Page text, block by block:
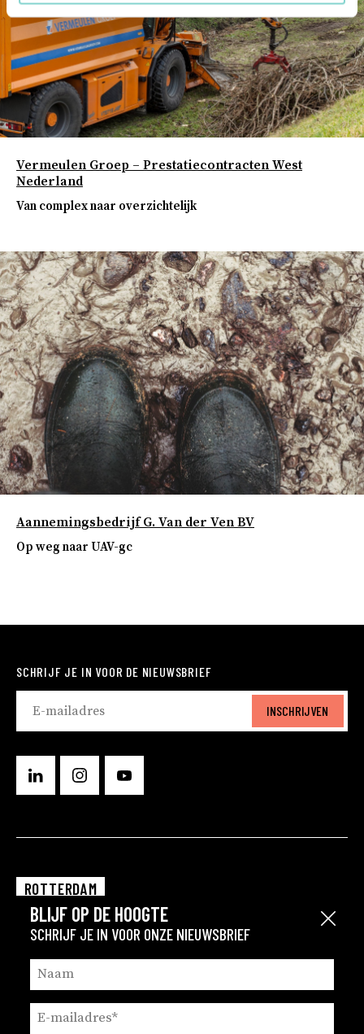
Sluit
BLIJF OP DE HOOGTE
SCHRIJF JE IN VOOR ONZE NIEUWSBRIEF
Vermeulen Groep – Prestatiecontracten West
Nederland
Van complex naar overzichtelijk
Aannemingsbedrijf G. Van der Ven BV
Op weg naar UAV-gc
SCHRIJF JE IN VOOR DE NIEUWSBRIEF
INSCHRIJVEN
ROTTERDAM
EINDHOVEN
GRONINGEN